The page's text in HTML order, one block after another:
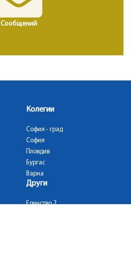
Сообщений
Колегии
София - град
София
Пловдив
Бургас
Варна
Други
Единство 2